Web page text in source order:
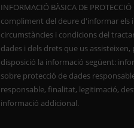
INFORMACIÓ BÀSICA DE PROTECCIÓ
compliment del deure d'informar els
circumstàncies i condicions del
dades i dels drets que us assisteixen,
disposició la informació següent:
sobre protecció de dades
responsable, finalitat, legitimació,
informació addicional.